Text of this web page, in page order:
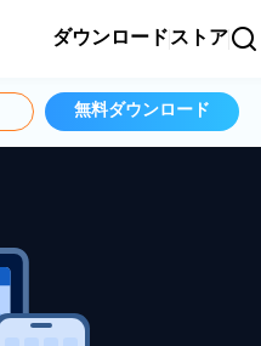
ダウンロード ストア
無料ダウンロード